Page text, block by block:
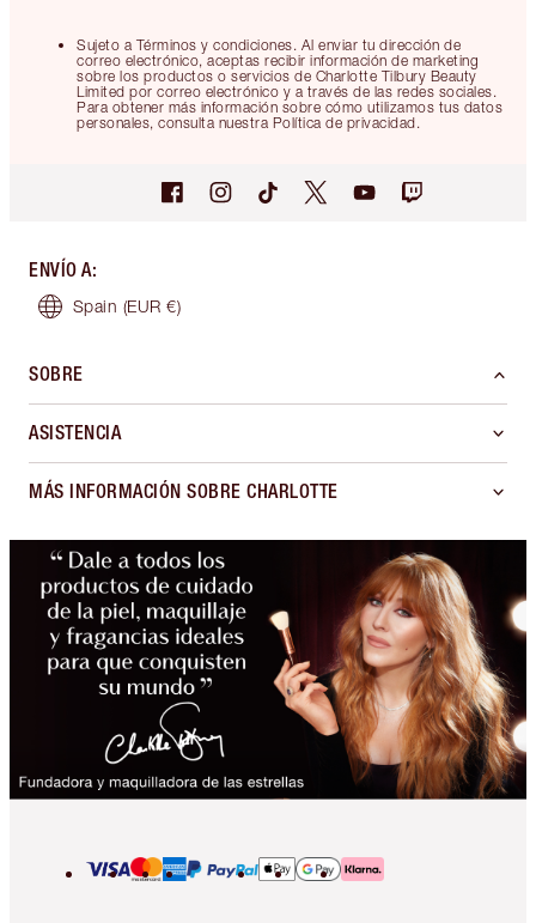
Sujeto a Términos y condiciones. Al enviar tu dirección de
correo electrónico, aceptas recibir información de marketing
sobre los productos o servicios de Charlotte Tilbury Beauty
Limited por correo electrónico y a través de las redes sociales.
Para obtener más información sobre cómo utilizamos tus datos
personales, consulta nuestra Política de privacidad.
ENVÍO A:
Spain (EUR €)
SOBRE
ASISTENCIA
MÁS INFORMACIÓN SOBRE CHARLOTTE